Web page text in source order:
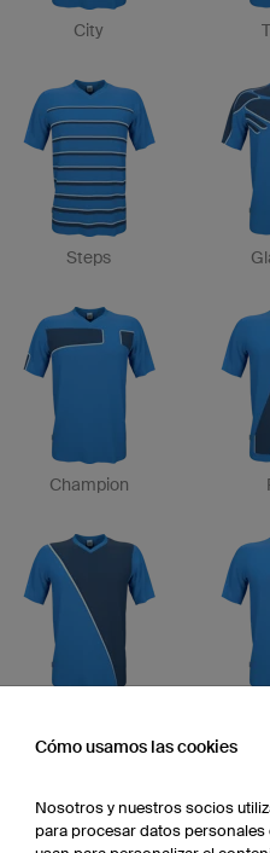
City
Steps
Champion
Cómo usamos las cookies
Nosotros y nuestros socios
para procesar datos